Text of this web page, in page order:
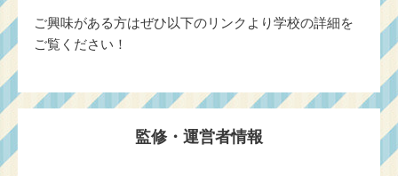
ご興味がある方はぜひ以下のリンクより学校の詳細を
ご覧ください！
監修・運営者情報